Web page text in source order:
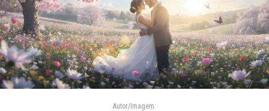
Autor/Imagem: